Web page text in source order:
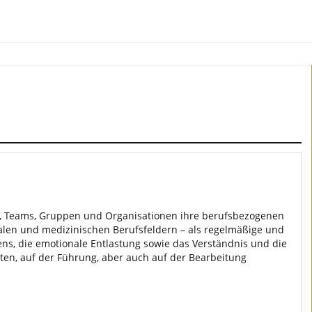
Gruppen und Organisationen ihre berufsbezogenen
und medizinischen Berufsfeldern – als regelmäßige und
die emotionale Entlastung sowie das Verständnis und die
auf der Führung, aber auch auf der Bearbeitung